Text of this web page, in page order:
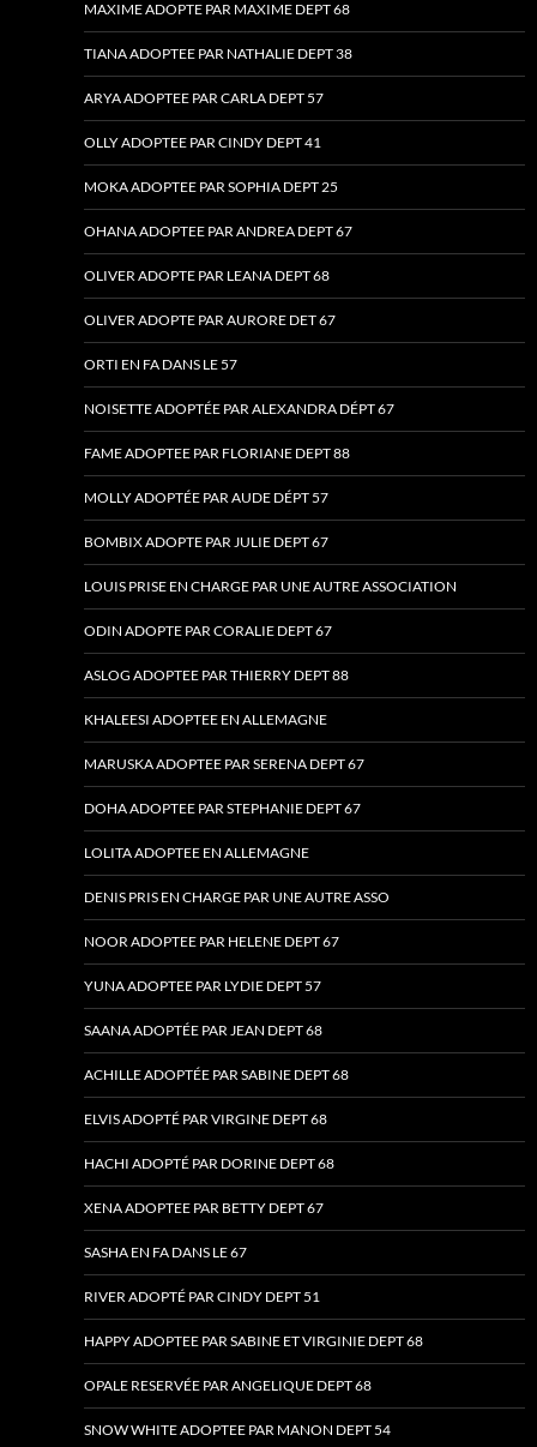
MAXIME ADOPTE PAR MAXIME DEPT 68
TIANA ADOPTEE PAR NATHALIE DEPT 38
ARYA ADOPTEE PAR CARLA DEPT 57
OLLY ADOPTEE PAR CINDY DEPT 41
MOKA ADOPTEE PAR SOPHIA DEPT 25
OHANA ADOPTEE PAR ANDREA DEPT 67
OLIVER ADOPTE PAR LEANA DEPT 68
OLIVER ADOPTE PAR AURORE DET 67
ORTI EN FA DANS LE 57
NOISETTE ADOPTÉE PAR ALEXANDRA DÉPT 67
FAME ADOPTEE PAR FLORIANE DEPT 88
MOLLY ADOPTÉE PAR AUDE DÉPT 57
BOMBIX ADOPTE PAR JULIE DEPT 67
LOUIS PRISE EN CHARGE PAR UNE AUTRE ASSOCIATION
ODIN ADOPTE PAR CORALIE DEPT 67
ASLOG ADOPTEE PAR THIERRY DEPT 88
KHALEESI ADOPTEE EN ALLEMAGNE
MARUSKA ADOPTEE PAR SERENA DEPT 67
DOHA ADOPTEE PAR STEPHANIE DEPT 67
LOLITA ADOPTEE EN ALLEMAGNE
DENIS PRIS EN CHARGE PAR UNE AUTRE ASSO
NOOR ADOPTEE PAR HELENE DEPT 67
YUNA ADOPTEE PAR LYDIE DEPT 57
SAANA ADOPTÉE PAR JEAN DEPT 68
ACHILLE ADOPTÉE PAR SABINE DEPT 68
ELVIS ADOPTÉ PAR VIRGINE DEPT 68
HACHI ADOPTÉ PAR DORINE DEPT 68
XENA ADOPTEE PAR BETTY DEPT 67
SASHA EN FA DANS LE 67
RIVER ADOPTÉ PAR CINDY DEPT 51
HAPPY ADOPTEE PAR SABINE ET VIRGINIE DEPT 68
OPALE RESERVÉE PAR ANGELIQUE DEPT 68
SNOW WHITE ADOPTEE PAR MANON DEPT 54